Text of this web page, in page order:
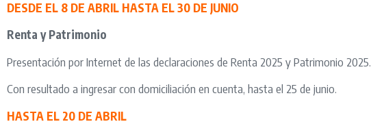
DESDE EL 8 DE ABRIL HASTA EL 30 DE JUNIO
Renta y Patrimonio
Presentación por Internet de las declaraciones de Renta 2025 y Patrimonio 2025.
Con resultado a ingresar con domiciliación en cuenta, hasta el 25 de junio.
HASTA EL 20 DE ABRIL